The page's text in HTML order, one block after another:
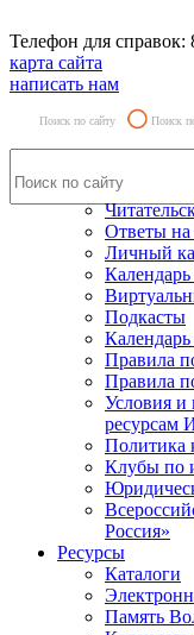
Телефон для
карта сайта
написать нам
Поиск по сайту Поиск
Ответы на
Личный
Подкасты
Правила
Правила
Условия и
ресурсам
Политика
Клубы по
Россия»
Ресурсы
Каталоги
Память